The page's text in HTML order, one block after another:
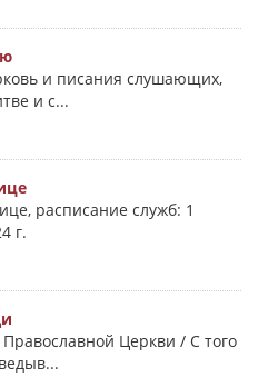
и писания слушающих,
и с...
расписание служб: 1
г.
Церкви / С того